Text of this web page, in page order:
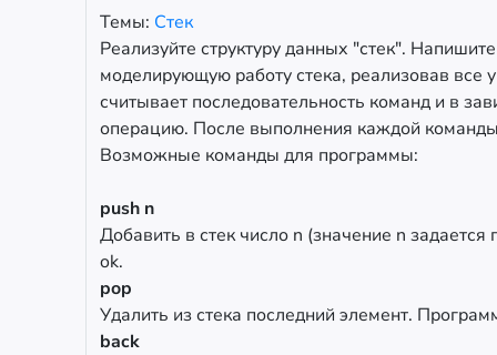
Темы: Стек
Реализуйте структуру данных "стек".
моделирующую работу стека, реализовав
считывает последовательность команд и в
операцию. После выполнения каждой
Возможные команды для программы:
push n
Добавить в стек число n (значение n
ok.
pop
Удалить из стека последний элемент.
back